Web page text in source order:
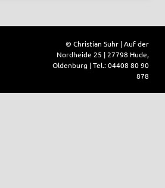
© Christian Suhr | Auf der
Nordheide 25 | 27798 Hude,
Oldenburg | Tel.: 04408 80 90
878